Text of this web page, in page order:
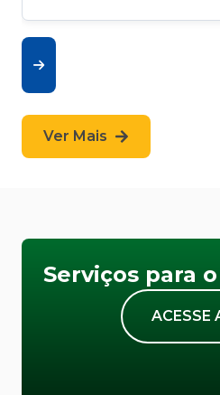
Ver Mais
Serviços para
ACESSE